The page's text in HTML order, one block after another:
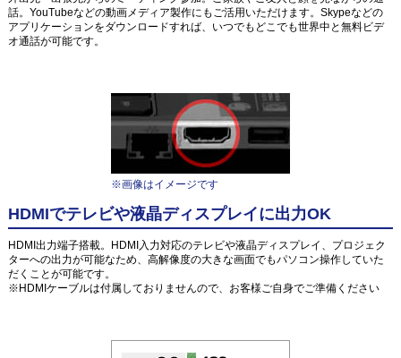
話。YouTubeなどの動画メディア製作にもご活用いただけます。Skypeなどの
アプリケーションをダウンロードすれば、いつでもどこでも世界中と無料ビデ
オ通話が可能です。
※画像はイメージです
HDMIでテレビや液晶ディスプレイに出力OK
HDMI出力端子搭載。HDMI入力対応のテレビや液晶ディスプレイ、プロジェク
ターへの出力が可能なため、高解像度の大きな画面でもパソコン操作していた
だくことが可能です。
※HDMIケーブルは付属しておりませんので、お客様ご自身でご準備ください